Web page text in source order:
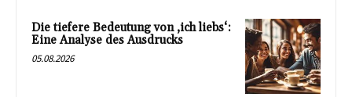
Die tiefere Bedeutung von ‚ich liebs‘:
Eine Analyse des Ausdrucks
05.08.2026